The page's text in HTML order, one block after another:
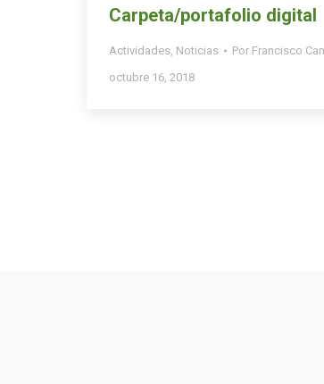
Carpeta/portafolio digital
Actividades Noticias Por Francisco
octubre 16, 2018